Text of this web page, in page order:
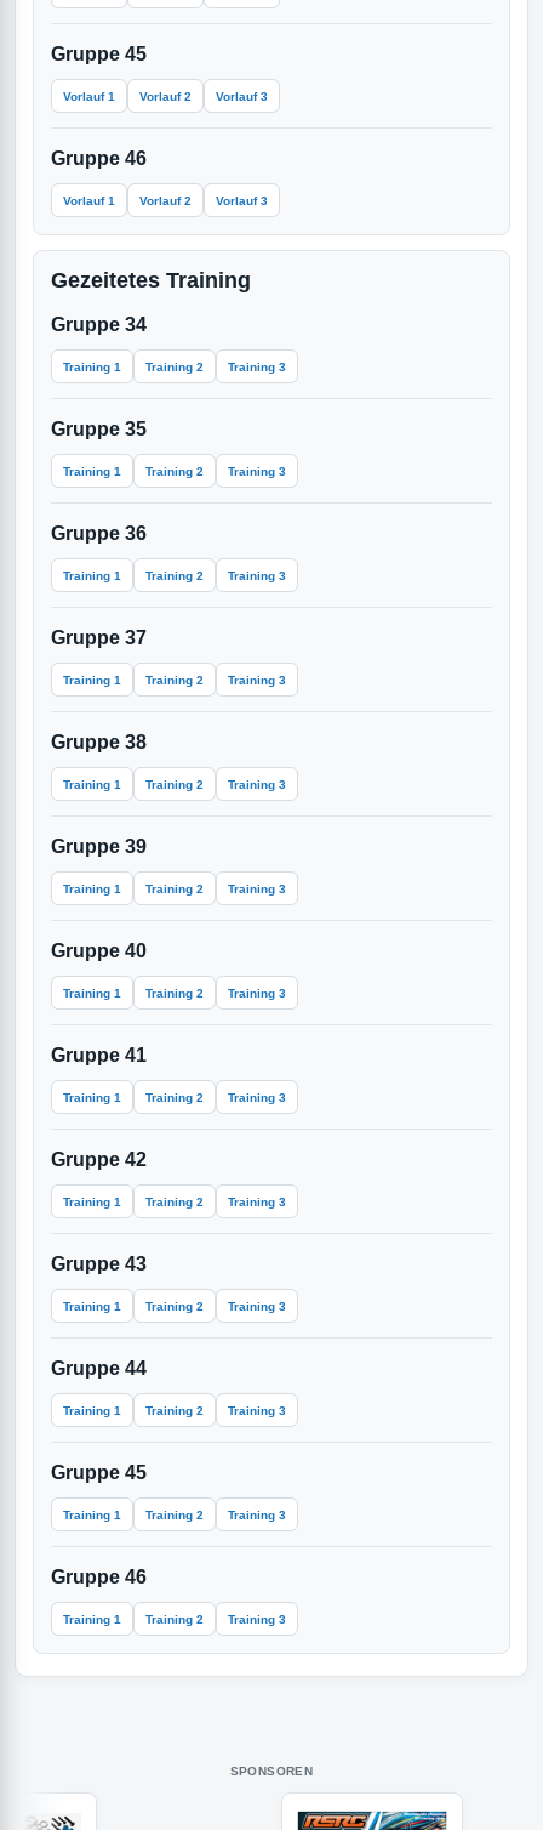
Gruppe 45
Vorlauf 1 Vorlauf 2 Vorlauf 3
Gruppe 46
Vorlauf 1 Vorlauf 2 Vorlauf 3
Gezeitetes Training
Gruppe 34
Training 1 Training 2 Training 3
Gruppe 35
Training 1 Training 2 Training 3
Gruppe 36
Training 1 Training 2 Training 3
Gruppe 37
Training 1 Training 2 Training 3
Gruppe 38
Training 1 Training 2 Training 3
Gruppe 39
Training 1 Training 2 Training 3
Gruppe 40
Training 1 Training 2 Training 3
Gruppe 41
Training 1 Training 2 Training 3
Gruppe 42
Training 1 Training 2 Training 3
Gruppe 43
Training 1 Training 2 Training 3
Gruppe 44
Training 1 Training 2 Training 3
Gruppe 45
Training 1 Training 2 Training 3
Gruppe 46
Training 1 Training 2 Training 3
SPONSOREN